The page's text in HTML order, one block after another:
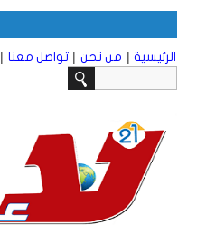
الرئيسية | من نحن | تواصل معنا |